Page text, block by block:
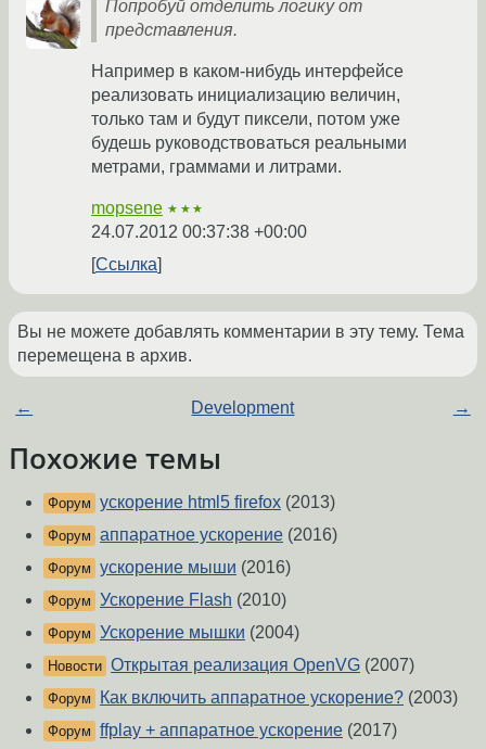
Попробуй отделить логику от
представления.
Например в каком-нибудь интерфейсе
реализовать инициализацию величин,
только там и будут пиксели, потом уже
будешь руководствоваться реальными
метрами, граммами и литрами.
mopsene ★★★
24.07.2012 00:37:38 +00:00
Ссылка
Вы не можете добавлять комментарии в эту тему. Тема
перемещена в архив.
← Development →
Похожие темы
Форум ускорение html5 firefox (2013)
Форум аппаратное ускорение (2016)
Форум ускорение мыши (2016)
Форум Ускорение Flash (2010)
Форум Ускорение мышки (2004)
Новости Открытая реализация OpenVG (2007)
Форум Как включить аппаратное ускорение? (2003)
Форум ffplay + аппаратное ускорение (2017)